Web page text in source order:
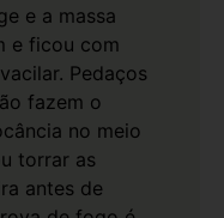
e a massa
e ficou com
Pedaços
fazem o
no meio
torrar as
antes de